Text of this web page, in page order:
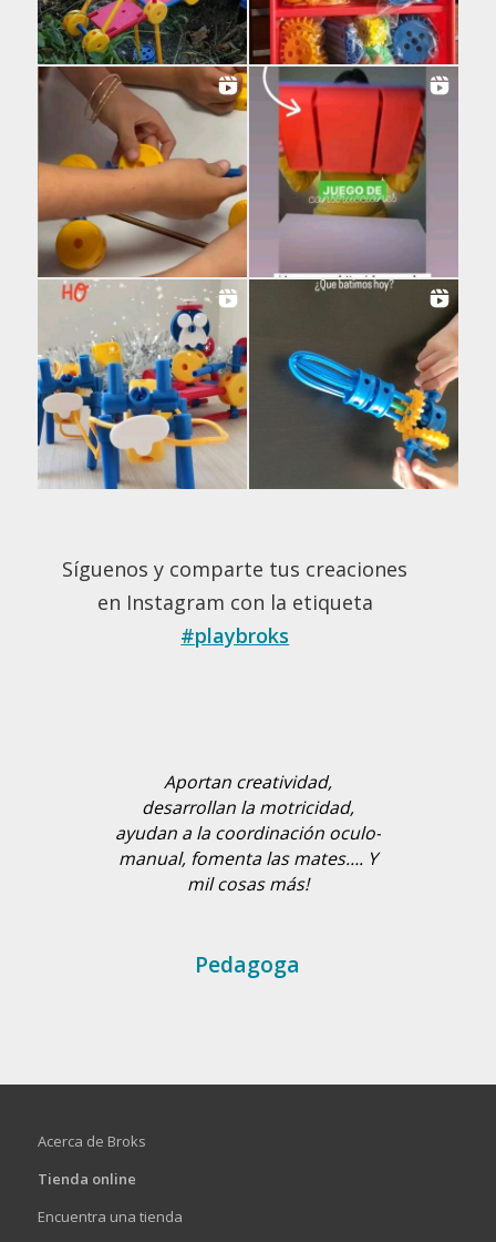
Síguenos y comparte tus creaciones
en Instagram con la etiqueta
#playbroks
Aportan creatividad,
desarrollan la motricidad,
ayudan a la coordinación oculo-
manual, fomenta las mates…. Y
mil cosas más!
Pedagoga
Jugando en modo libre es una
pasada lo que son capaces de
crear
Acerca de Broks